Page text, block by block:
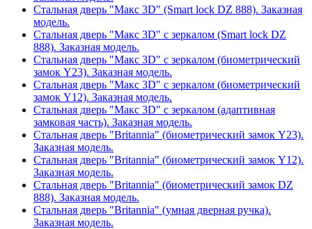
Стальная дверь "Макс 3D" (Smart lock DZ 888). Заказная
модель.
Стальная дверь "Макс 3D" с зеркалом (Smart lock DZ
888). Заказная модель.
Стальная дверь "Макс 3D" с зеркалом (биометрический
замок Y23). Заказная модель.
Стальная дверь "Макс 3D" с зеркалом (биометрический
замок Y12). Заказная модель.
Стальная дверь "Макс 3D" с зеркалом (адаптивная
замковая часть). Заказная модель.
Стальная дверь "Britannia" (биометрический замок Y23).
Заказная модель.
Стальная дверь "Britannia" (биометрический замок Y12).
Заказная модель.
Стальная дверь "Britannia" (биометрический замок DZ
888). Заказная модель.
Стальная дверь "Britannia" (умная дверная ручка).
Заказная модель.